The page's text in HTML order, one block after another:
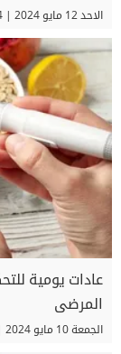
الاحد 12 مايو 2024 | 02:14 صباحاً
عادات يومية
المرضى
الجمعة 10 مايو 2024 | 02:38 مساءً